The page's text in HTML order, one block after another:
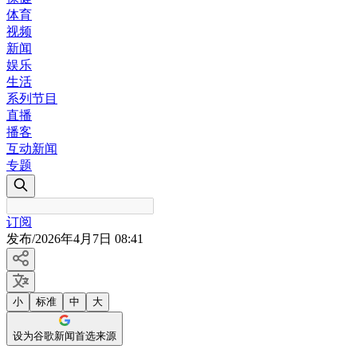
体育
视频
新闻
娱乐
生活
系列节目
直播
播客
互动新闻
专题
订阅
发布/2026年4月7日 08:41
小 标准 中 大
设为谷歌新闻首选来源